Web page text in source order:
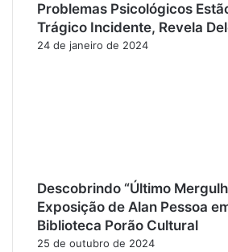
Problemas Psicológicos
Trágico Incidente, Revela
24 de janeiro de 2024
Descobrindo “Último
Exposição de Alan Pessoa
Biblioteca Porão Cultural
25 de outubro de 2024